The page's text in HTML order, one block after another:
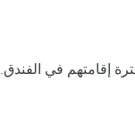
إقامتهم في الفندق.